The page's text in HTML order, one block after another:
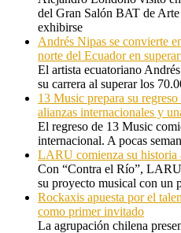
del Gran Salón BAT de
exhibirse
Andrés Nipas se convierte
norte del Ecuador en
El artista ecuatoriano
su carrera al superar los
13 Music prepara su
alianzas internacionales y
El regreso de 13 Music
internacional. A pocas
LARU comienza su historia
Con “Contra el Río”,
su proyecto musical con un
Rockaxis apuesta por el
como primer invitado
La agrupación chilena